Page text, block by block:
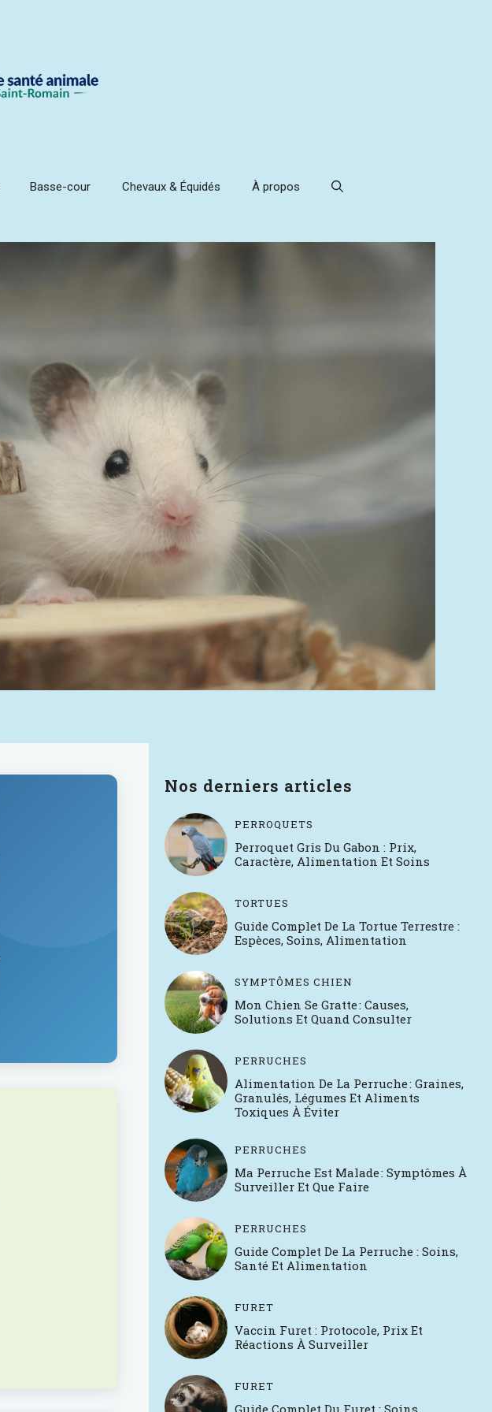
Basse-cour Chevaux & Équidés À propos
Nos derniers articles
PERROQUETS
Perroquet Gris Du Gabon : Prix,
Caractère, Alimentation Et Soins
TORTUES
Guide Complet De La Tortue Terrestre :
Espèces, Soins, Alimentation
SYMPTÔMES CHIEN
Mon Chien Se Gratte : Causes,
Solutions Et Quand Consulter
PERRUCHES
Alimentation De La Perruche : Graines,
Granulés, Légumes Et Aliments
Toxiques À Éviter
PERRUCHES
Ma Perruche Est Malade : Symptômes À
Surveiller Et Que Faire
PERRUCHES
Guide Complet De La Perruche : Soins,
Santé Et Alimentation
FURET
Vaccin Furet : Protocole, Prix Et
Réactions À Surveiller
FURET